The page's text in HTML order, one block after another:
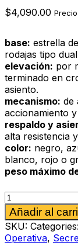
$4,090.00
base: estrella
rodajas tipo
elevación: por
terminado en
asiento.
mecanismo: de
accionamiento
respaldo y
alta resistencia
color: negro,
blanco, rojo o
peso máximo
Silla
operativa
Sabbia
286
al
negro
Añadir al
SKU: Categories:
Operativa,